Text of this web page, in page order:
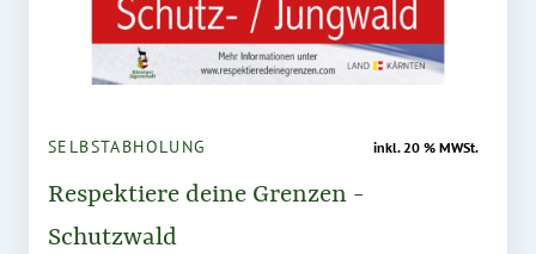
SELBSTABHOLUNG inkl. 20 % MWSt.
Respektiere deine Grenzen -
Schutzwald